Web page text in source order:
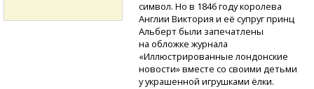
символ. Но в 1846 году королева
Англии Виктория и её супруг принц
Альберт были запечатлены
на обложке журнала
«Иллюстрированные лондонские
новости» вместе со своими детьми
у украшенной игрушками ёлки.